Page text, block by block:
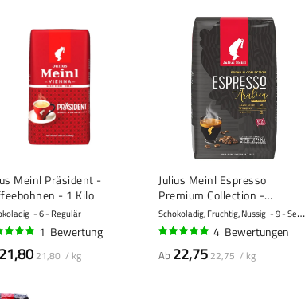
Meinl Präsident -
- 1 Kilo
6 - Regulär
1 Bewertung
21,80 21,80 / kg
Julius Meinl Espresso
Premium Collection -
Kaffeebohnen - 1 Kilo
Schokoladig, Fruchtig, Nussig 9 - Sehr kräftig
100%
4 Bewertungen
Ab 22,75 22,75 / kg